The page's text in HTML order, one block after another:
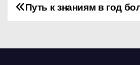
Н
в
Путь к знаниям в год